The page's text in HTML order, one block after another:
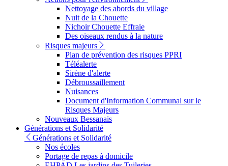
Nettoyage des abords du village
Nuit de la Chouette
Nichoir Chouette Effraie
Des oiseaux rendus à la nature
Risques majeurs
Plan de prévention des risques PPRI
Téléalerte
Sirène d'alerte
Débroussaillement
Nuisances
Document d'Information Communal sur le
Risques Majeurs
Nouveaux Bessanais
Générations et Solidarité
Générations et Solidarité
Nos écoles
Portage de repas à domicile